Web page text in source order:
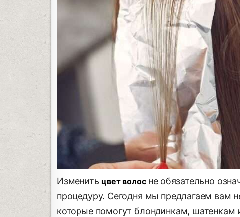
Изменить цвет волосне обязательно
процедуру. Сегодня мы предлагаем вам
которые помогут блондинкам,